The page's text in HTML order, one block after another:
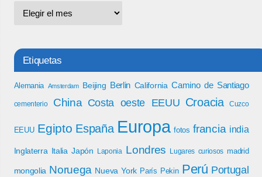
Etiquetas
Alemania Amsterdam Beijing Berlin California Camino de Santiago
cementerio China Costa oeste EEUU Croacia Cuzco
EEUU Egipto España Europa fotos francia india
Inglaterra Italia Japón Laponia Londres Lugares curiosos madrid
mongolia Noruega Nueva York París Pekin Perú Portugal